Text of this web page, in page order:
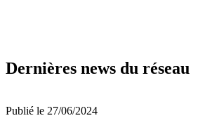
Dernières news du réseau
Publié le 27/06/2024